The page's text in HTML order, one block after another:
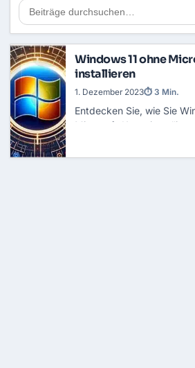
Windows 11 ohne
installieren
Entdecken Sie, wie Sie
Microsoft-Konto
umfassender Leitfaden
1. Dezember 2023⏱ 3 Min.